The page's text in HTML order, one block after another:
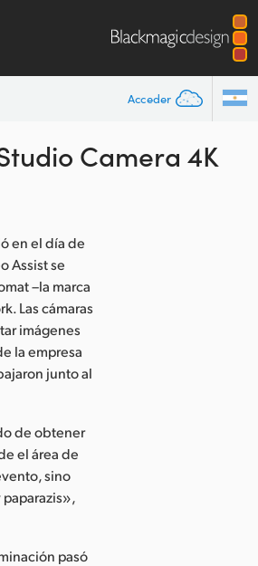
Acceder
Camera 4K
en el día de
Assist se
–la marca
Las cámaras
imágenes
la empresa
junto al
de obtener
el área de
sino
pasó